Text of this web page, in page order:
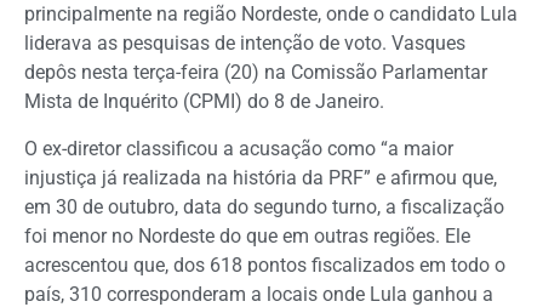
principalmente na região Nordeste, onde o candidato Lula
liderava as pesquisas de intenção de voto. Vasques
depôs nesta terça-feira (20) na Comissão Parlamentar
Mista de Inquérito (CPMI) do 8 de Janeiro.
O ex-diretor classificou a acusação como “a maior
injustiça já realizada na história da PRF” e afirmou que,
em 30 de outubro, data do segundo turno, a fiscalização
foi menor no Nordeste do que em outras regiões. Ele
acrescentou que, dos 618 pontos fiscalizados em todo o
país, 310 corresponderam a locais onde Lula ganhou a